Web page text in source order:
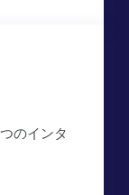
のインタ